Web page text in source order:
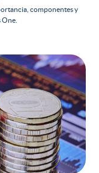
componentes y